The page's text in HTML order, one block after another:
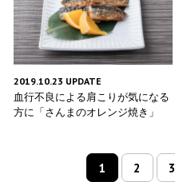
2019.10.23 UPDATE
血行不良による肩こりが気になる
方に「さんまのオレンジ焼き」
1 2 3